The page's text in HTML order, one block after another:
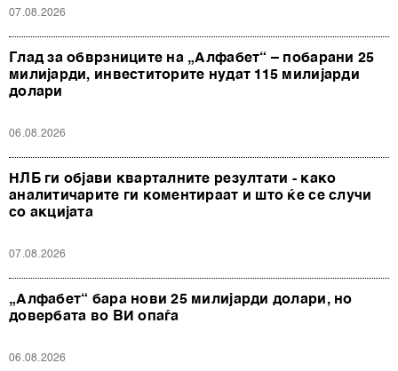
07.08.2026
Глад за обврзниците на „Алфабет“ – побарани 25
милијарди, инвеститорите нудат 115 милијарди
долари
06.08.2026
НЛБ ги објави кварталните резултати - како
аналитичарите ги коментираат и што ќе се случи
со акцијата
07.08.2026
„Алфабет“ бара нови 25 милијарди долари, но
довербата во ВИ опаѓа
06.08.2026